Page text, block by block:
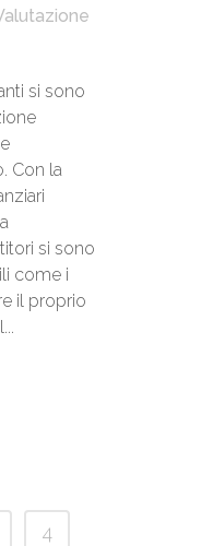
si sono
Con la
si sono
come i
il proprio
4